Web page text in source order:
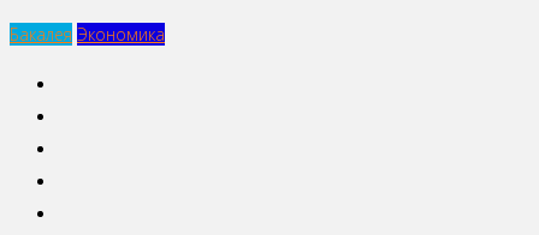
Бакалея Экономика